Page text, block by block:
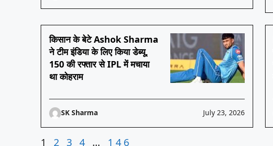
किसान के बेटे Ashok Sharma
ने टीम इंडिया के लिए किया डेब्यू,
150 की रफ्तार से IPL में मचाया
था कोहराम
SK Sharma July 23, 2026
1 2 3 4 … 146